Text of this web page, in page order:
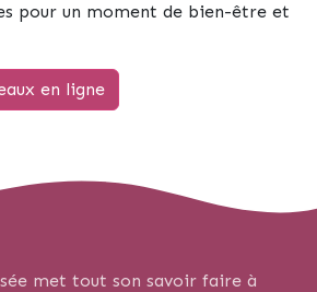
pour un moment de bien-être et
en ligne
met tout son savoir faire à